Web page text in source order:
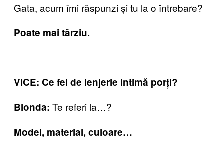
Gata, acum îmi răspunzi și tu la o întrebare?
Poate mai târziu.
VICE: Ce fel de lenjerie intimă porți?
Blonda: Te referi la…?
Model, material, culoare…